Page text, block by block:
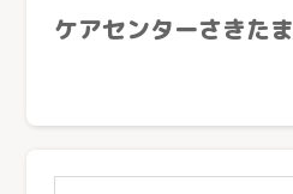
ケアセンターさきたま